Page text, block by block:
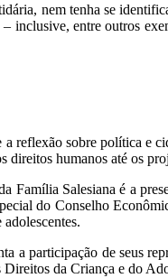
nem tenha se
inclusive, entre outros
reflexão sobre política e
direitos humanos até os
Família Salesiana é a
do Conselho
a participação de seus
da Criança e do